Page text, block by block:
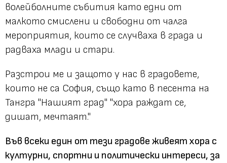
волейболните събития като едни от
малкото смислени и свободни от чалга
мероприятия, които се случваха в града и
радваха млади и стари.
Разстрои ме и защото у нас в градовете,
които не са София, също като в песента на
Тангра "Нашият град" "хора раждат се,
дишат, мечтаят."
Във всеки един от тези градове живеят хора с
културни, спортни и политически интереси, за